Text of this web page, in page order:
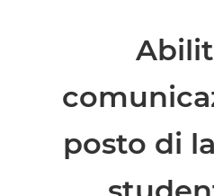
posto di